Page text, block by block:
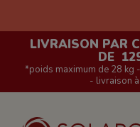
LIVRAISON PAR
DE
*poids maximum de 28 kg
- livraison